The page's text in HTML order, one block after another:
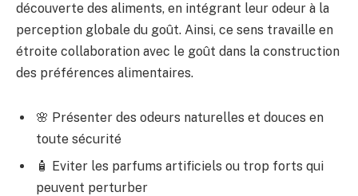
découverte des aliments, en intégrant leur odeur à la
perception globale du goût. Ainsi, ce sens travaille en
étroite collaboration avec le goût dans la construction
des préférences alimentaires.
🌸 Présenter des odeurs naturelles et douces en
toute sécurité
🧴 Eviter les parfums artificiels ou trop forts qui
peuvent perturber